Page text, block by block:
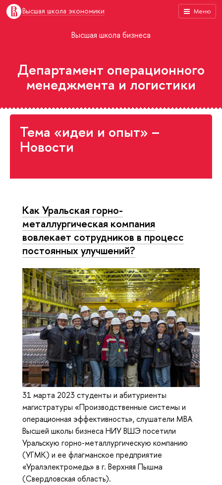
Меню
Высшая школа экономики
Высшая школа бизнеса
Департамент операционного
менеджмента и логистики
Тема «идеи и опыт» –
Новости
Как Уральская горно-
металлургическая компания
вовлекает сотрудников в процесс
постоянных улучшений?
31 марта 2023 студенты и абитуриенты
магистратуры «Производственные системы и
операционная эффективность», слушатели МВА
Высшей школы бизнеса НИУ ВШЭ посетили
Уральскую горно-металлургическую компанию
(УГМК) и ее флагманское предприятие
«Уралэлектромедь» в г. Верхняя Пышма
(Свердловская область).